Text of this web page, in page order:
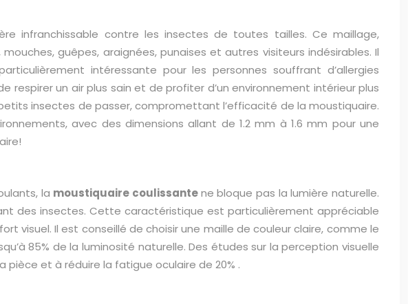
infranchissable contre les insectes de toutes tailles. Ce maillage,
guêpes, araignées, punaises et autres visiteurs indésirables. Il
intéressante pour les personnes souffrant d’allergies
un air plus sain et de profiter d’un environnement intérieur plus
insectes de passer, compromettant l’efficacité de la moustiquaire.
avec des dimensions allant de 1.2 mm à1.6 mm pour une
la moustiquaire coulissantene bloque pas la lumière naturelle.
des insectes. Cette caractéristique est particulièrement appréciable
visuel. Il est conseillé de choisir une maille de couleur claire, comme le
85% de la luminosité naturelle. Des études sur la perception visuelle
pièce et à réduire la fatigue oculaire de 20% .